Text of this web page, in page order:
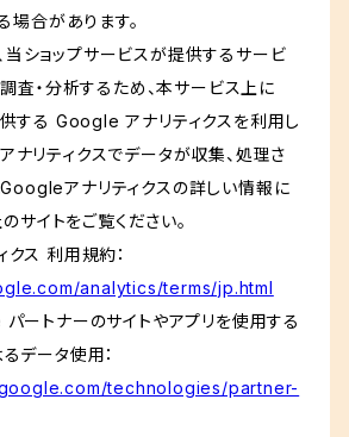
場合があります。
、当ショップサービスが提供するサービ
査・分析するため、本サービス上に
する Google アナリティクスを利用し
ナリティクスでデータが収集、処理さ
アナリティクスの詳しい情報に
サイトをご覧ください。
ス 利用規約：
analytics/terms/jp.html
ートナーのサイトやアプリを使用する
データ使用：
technologies/partner-